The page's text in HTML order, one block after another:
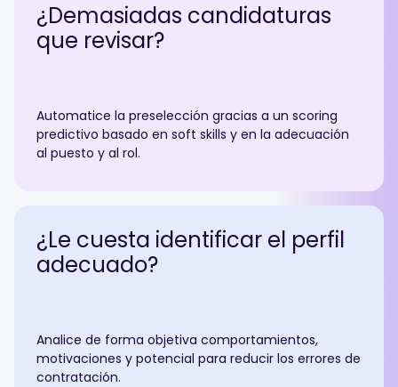
¿Demasiadas candidaturas
que revisar?
Automatice la preselección gracias a un scoring
predictivo basado en soft skills y en la adecuación
al puesto y al rol.
¿Le cuesta identificar el perfil
adecuado?
Analice de forma objetiva comportamientos,
motivaciones y potencial para reducir los errores de
contratación.